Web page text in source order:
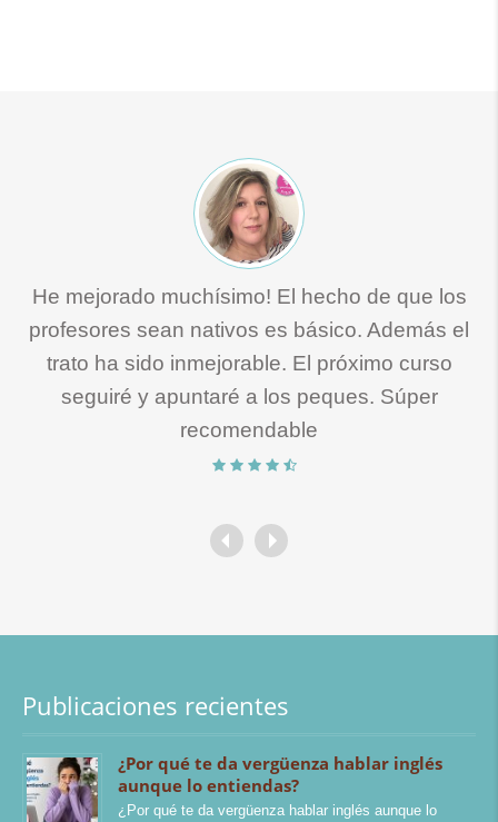
He mejorado muchísimo! El hecho de que los
profesores sean nativos es básico. Además el
trato ha sido inmejorable. El próximo curso
seguiré y apuntaré a los peques. Súper
recomendable
Publicaciones recientes
¿Por qué te da vergüenza hablar inglés
aunque lo entiendas?
¿Por qué te da vergüenza hablar inglés aunque lo